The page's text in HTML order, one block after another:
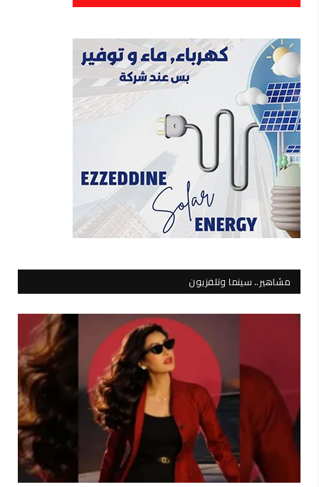
مشاهير.. سينما وتلفزيون